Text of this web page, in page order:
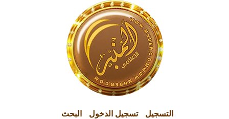
التسجيل تسجيل الدخول البحث